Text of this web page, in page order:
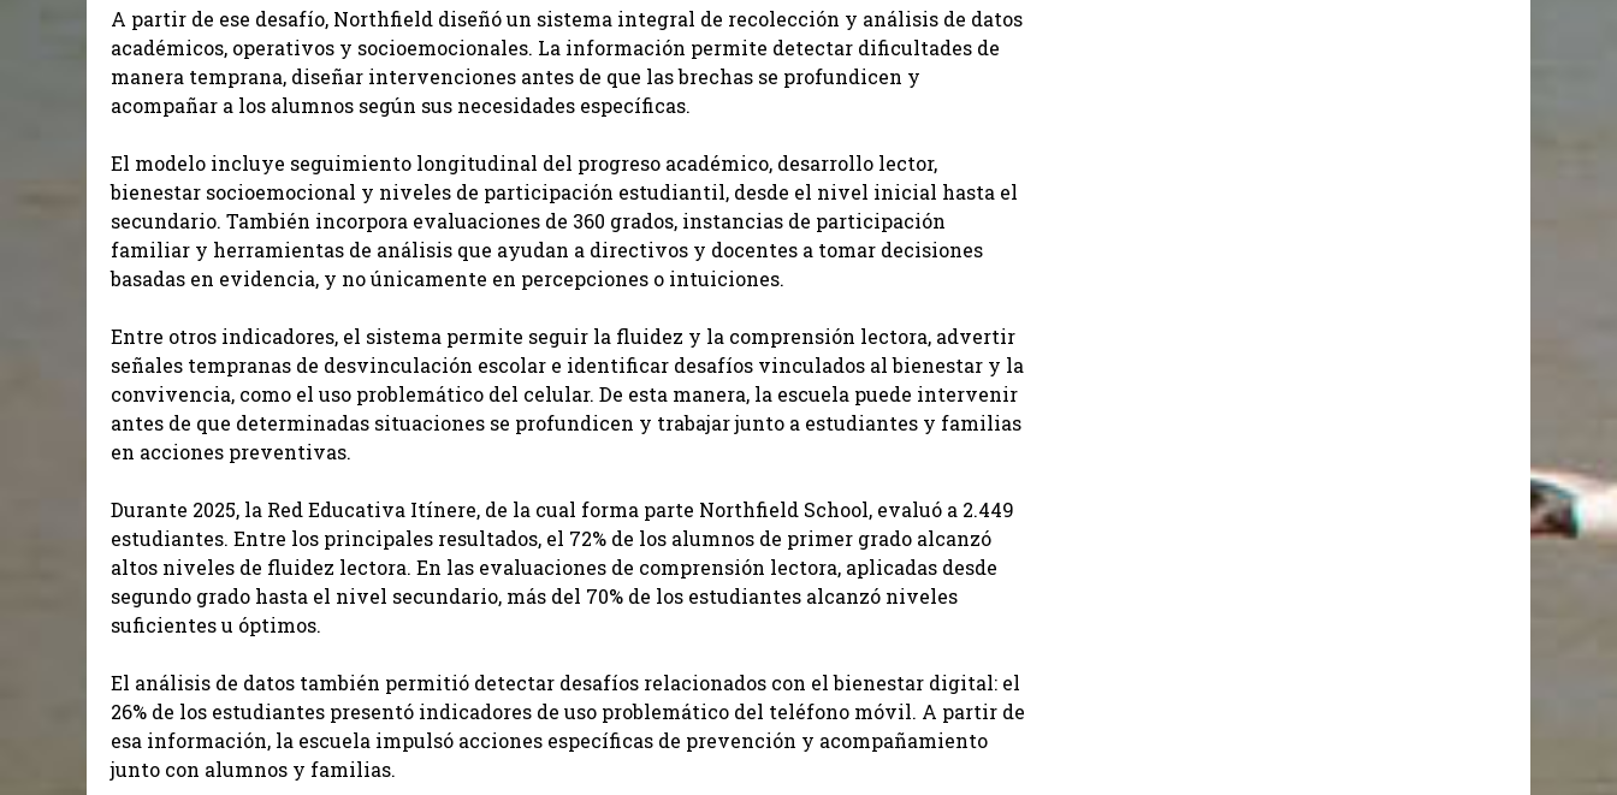
A partir de ese desafío, Northfield diseñó un sistema integral de recolección y análisis de datos
académicos, operativos y socioemocionales. La información permite detectar dificultades de
manera temprana, diseñar intervenciones antes de que las brechas se profundicen y
acompañar a los alumnos según sus necesidades específicas.
El modelo incluye seguimiento longitudinal del progreso académico, desarrollo lector,
bienestar socioemocional y niveles de participación estudiantil, desde el nivel inicial hasta el
secundario. También incorpora evaluaciones de 360 grados, instancias de participación
familiar y herramientas de análisis que ayudan a directivos y docentes a tomar decisiones
basadas en evidencia, y no únicamente en percepciones o intuiciones.
Entre otros indicadores, el sistema permite seguir la fluidez y la comprensión lectora, advertir
señales tempranas de desvinculación escolar e identificar desafíos vinculados al bienestar y la
convivencia, como el uso problemático del celular. De esta manera, la escuela puede intervenir
antes de que determinadas situaciones se profundicen y trabajar junto a estudiantes y familias
en acciones preventivas.
Durante 2025, la Red Educativa Itínere, de la cual forma parte Northfield School, evaluó a 2.449
estudiantes. Entre los principales resultados, el 72% de los alumnos de primer grado alcanzó
altos niveles de fluidez lectora. En las evaluaciones de comprensión lectora, aplicadas desde
segundo grado hasta el nivel secundario, más del 70% de los estudiantes alcanzó niveles
suficientes u óptimos.
El análisis de datos también permitió detectar desafíos relacionados con el bienestar digital: el
26% de los estudiantes presentó indicadores de uso problemático del teléfono móvil. A partir de
esa información, la escuela impulsó acciones específicas de prevención y acompañamiento
junto con alumnos y familias.